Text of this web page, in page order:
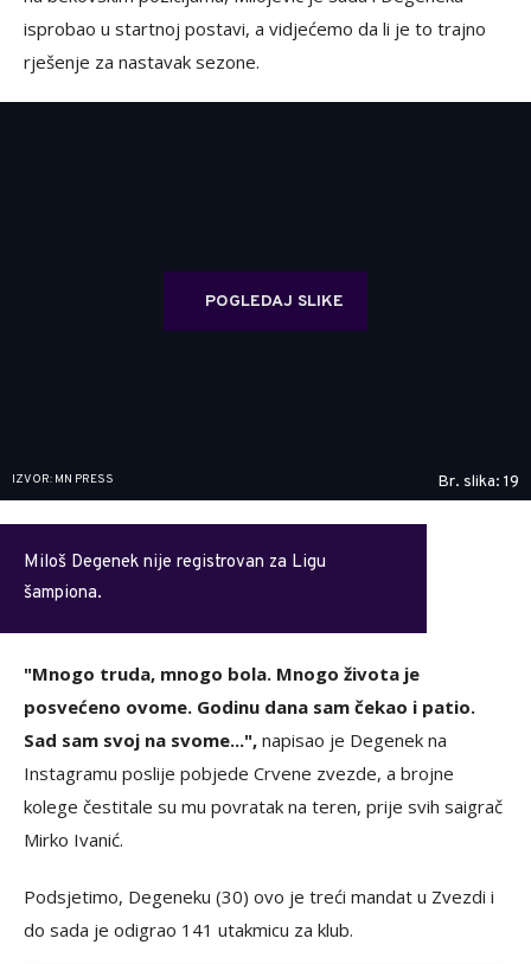
isprobao u startnoj postavi, a vidjećemo da li je to trajno
rješenje za nastavak sezone.
POGLEDAJ SLIKE
IZVOR: MN PRESS Br. slika: 19
Miloš Degenek nije registrovan za Ligu
šampiona.
"Mnogo truda, mnogo bola. Mnogo života je
posvećeno ovome. Godinu dana sam čekao i patio.
Sad sam svoj na svome...", napisao je Degenek na
Instagramu poslije pobjede Crvene zvezde, a brojne
kolege čestitale su mu povratak na teren, prije svih saigrač
Mirko Ivanić.
Podsjetimo, Degeneku (30) ovo je treći mandat u Zvezdi i
do sada je odigrao 141 utakmicu za klub.